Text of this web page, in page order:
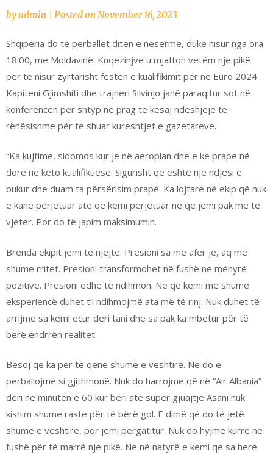
byadmin Posted on November 16, 2023
Shqipëria do të përballet ditën e nesërme, duke nisur nga ora
18:00, me Moldavinë. Kuqezinjve u mjafton vetëm një pikë
për të nisur zyrtarisht festën e kualifikimit për në Euro 2024.
Kapiteni Gjimshiti dhe trajneri Silvinjo janë paraqitur sot në
konferencën për shtyp në prag të kësaj ndeshjeje të
rënësishme për të shuar kureshtjet e gazetarëve.
“Ka kujtime, sidomos kur je në aeroplan dhe e ke prapë në
dorë në këto kualifikuese. Sigurisht që është një ndjesi e
bukur dhe duam ta përsërisim prapë. Ka lojtarë në ekip që nuk
e kanë përjetuar atë që kemi përjetuar ne që jemi pak më të
vjetër. Por do të japim maksimumin.
Brenda ekipit jemi të njëjtë. Presioni sa më afër je, aq më
shumë rritet. Presioni transformohet në fushë në mënyrë
pozitive. Presioni edhe të ndihmon. Ne që kemi më shumë
eksperiencë duhet t’i ndihmojmë ata më të rinj. Nuk duhet të
arrijmë sa kemi ecur deri tani dhe sa pak ka mbetur për të
bërë ëndrrën realitet.
Besoj që ka për të qenë shumë e vështirë. Ne do e
përballojmë si gjithmonë. Nuk do harrojmë që në “Air Albania”
deri në minutën e 60 kur bëri atë super gjuajtje Asani nuk
kishim shumë raste për të bërë gol. E dimë që do të jetë
shumë e vështirë, por jemi përgatitur. Nuk do hyjmë kurrë në
fushë për të marrë një pikë. Ne në natyrë e kemi që sa herë